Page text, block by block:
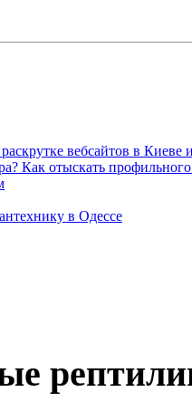
вебсайтов в Киеве
Как отыскать
в Одессе